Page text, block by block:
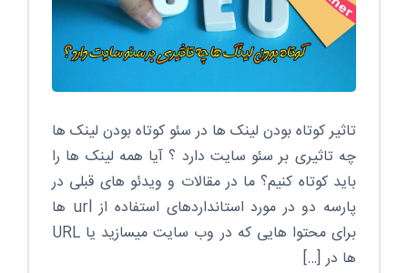
تاثیر کوتاه بودن لینک ها در سئو کوتاه بودن لینک ها
چه تاثیری بر سئو سایت دارد ؟ آیا همه لینک ها را
باید کوتاه کنیم؟ ما در مقالات و ویدئو های قبلی در
پارسه دو در مورد استانداردهای استفاده از url ها
برای محتوا هایی که در وب سایت میسازید یا URL
ها در […]